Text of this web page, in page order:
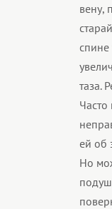
вену,
спине
таза.
ей об
Но